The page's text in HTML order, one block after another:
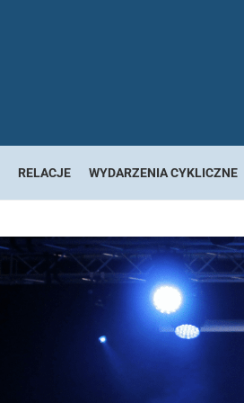
RELACJE WYDARZENIA CYKLICZNE